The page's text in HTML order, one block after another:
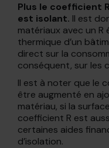
Plus le coefficient
est isolant. Il est
matériaux avec un R
thermique d’un
direct sur la
conséquent, sur les
Il est à noter que le
être augmenté en
matériau, si la
coefficient R est
certaines aides
d’isolation.